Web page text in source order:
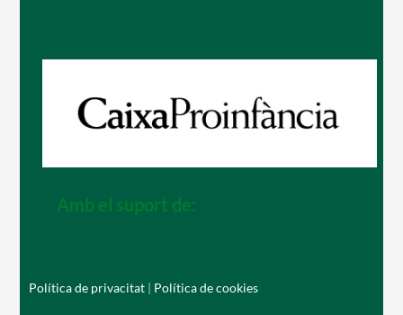
Amb el suport de:
Política de privacitat Política de cookies